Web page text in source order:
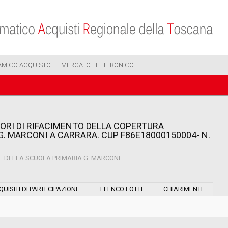
ACQUISTO MERCATO ELETTRONICO
DI RIFACIMENTO DELLA COPERTURA
MARCONI A CARRARA. CUP F86E18000150004- N.
DELLA SCUOLA PRIMARIA G. MARCONI
DI PARTECIPAZIONE ELENCO LOTTI CHIARIMENTI